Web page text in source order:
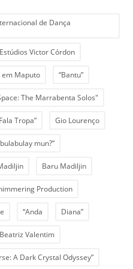
de Dança
Estúdios Victor Córdon
em Maputo “Bantu”
The Marrabenta Solos"
Tropa” Gio Lourenço
mun?”
Baru Madiljin
Production
“Anda Diana”
Beatriz Valentim
A Dark Crystal Odyssey”